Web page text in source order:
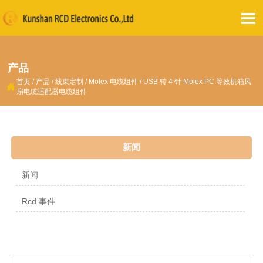

产品
 首页 / 产品 /线束定制 / Molex 电缆组件 / USB 转 4 针 Molex PC 等效机箱风
扇电缆适配器电缆组件
新闻
新闻
Rcd 事件